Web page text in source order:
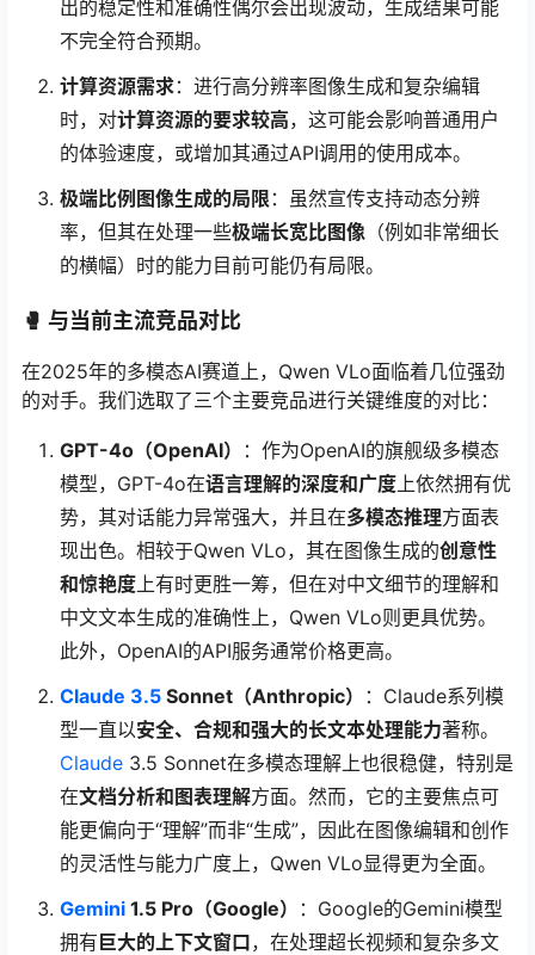
出的稳定性和准确性偶尔会出现波动，生成结果可能
不完全符合预期。
计算资源需求：进行高分辨率图像生成和复杂编辑
时，对计算资源的要求较高，这可能会影响普通用户
的体验速度，或增加其通过API调用的使用成本。
极端比例图像生成的局限 ：虽然宣传支持动态分辨
率，但其在处理一些极端长宽比图像 （例如非常细长
的横幅）时的能力目前可能仍有局限。
🥊 与当前主流竞品对比
在2025年的多模态AI赛道上，Qwen VLo面临着几位强劲
的对手。我们选取了三个主要竞品进行关键维度的对比：
GPT-4o（OpenAI）
：作为OpenAI的旗舰级多模态
模型，GPT-4o在语言理解的深度和广度 上依然拥有优
势，其对话能力异常强大，并且在多模态推理方面表
现出色。相较于Qwen VLo，其在图像生成的创意性
和惊艳度 上有时更胜一筹，但在对中文细节的理解和
中文文本生成的准确性上，Qwen VLo则更具优势。
此外，OpenAI的API服务通常价格更高。
Claude 3.5 Sonnet（Anthropic）
：Claude系列模
型一直以安全、合规和强大的长文本处理能力著称。
Claude 3.5 Sonnet在多模态理解上也很稳健，特别是
在文档分析和图表理解方面。然而，它的主要焦点可
能更偏向于“理解”而非“生成”，因此在图像编辑和创作
的灵活性与能力广度上，Qwen VLo显得更为全面。
Gemini 1.5 Pro（Google）
：Google的Gemini模型
拥有巨大的上下文窗口，在处理超长视频和复杂多文